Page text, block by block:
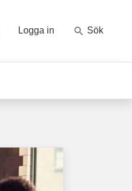
Logga in Sök